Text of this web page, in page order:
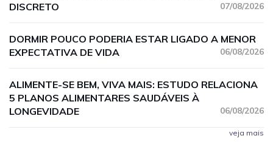
DISCRETO
07/08/2026
DORMIR POUCO PODERIA ESTAR LIGADO A MENOR
EXPECTATIVA DE VIDA
06/08/2026
ALIMENTE-SE BEM, VIVA MAIS: ESTUDO RELACIONA
5 PLANOS ALIMENTARES SAUDÁVEIS À
LONGEVIDADE
06/08/2026
veja mais